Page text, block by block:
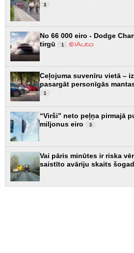
3
No 66 000 eiro - Dodge
tirgū
1
Ceļojuma suvenīru vietā –
pasargāt personīgās
1
“Virši” neto peļņa pirmajā
miljonus eiro
3
Vai pāris minūtes ir riska
saistīto avāriju skaits